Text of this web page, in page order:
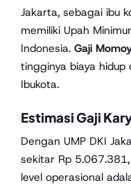
Jakarta, sebagai ibu
memiliki Upah
Indonesia. Gaji
tingginya biaya
Ibukota.
Estimasi Gaji
Dengan UMP DKI
sekitar Rp 5.067.381,
level operasional